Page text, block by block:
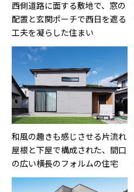
西側道路に面する敷地で、窓の
配置と玄関ポーチで西日を遮る
工夫を凝らした住まい
和風の趣きも感じさせる片流れ
屋根と下屋で構成された、間口
の広い横長のフォルムの住宅